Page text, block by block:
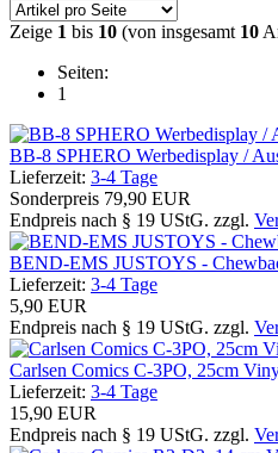
Zeige 1 bis 10 (von insgesamt 10
Seiten:
1
BB-8 SPHERO Werbedisplay /
Lieferzeit: 3-4 Tage
Sonderpreis 79,90 EUR
Endpreis nach § 19 UStG. zzgl.
BEND-EMS JUSTOYS -
Lieferzeit: 3-4 Tage
5,90 EUR
Endpreis nach § 19 UStG. zzgl.
Carlsen Comics C-3PO, 25cm
Lieferzeit: 3-4 Tage
15,90 EUR
Endpreis nach § 19 UStG. zzgl.